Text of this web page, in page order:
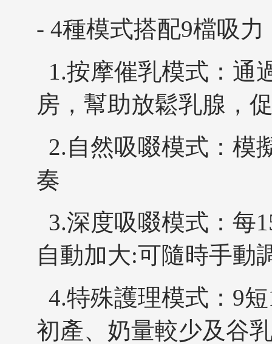
- 4種模式搭配9檔吸
1.按摩催乳模式：通
房，幫助放鬆乳腺，
2.自然吸啜模式：模
奏
3.深度吸啜模式：每
自動加大:可隨時手動
4.特殊護理模式：9
初產、奶量較少及谷